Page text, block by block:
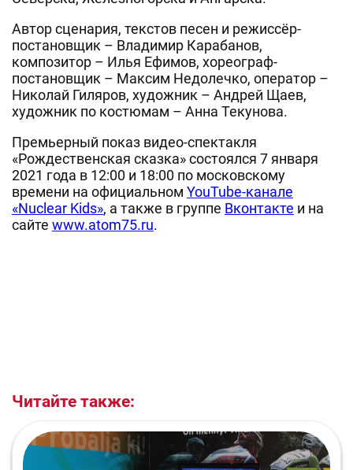
Автор сценария, текстов песен и режиссёр-
постановщик – Владимир Карабанов,
композитор – Илья Ефимов, хореограф-
постановщик – Максим Недолечко, оператор –
Николай Гиляров, художник – Андрей Щаев,
художник по костюмам – Анна Текунова.
Премьерный показ видео-спектакля
«Рождественская сказка» состоялся 7 января
2021 года в 12:00 и 18:00 по московскому
времени на официальном YouTube-канале
«Nuclear Kids», а также в группе Вконтакте и на
сайте www.atom75.ru.
Читайте также: